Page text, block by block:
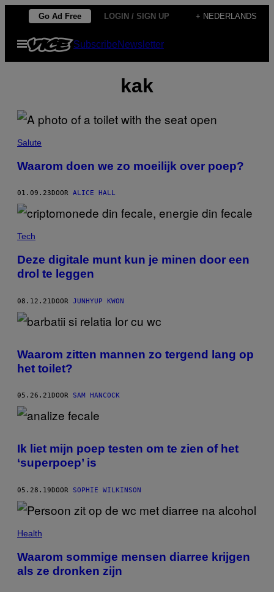
de
Go Ad Free LOGIN / SIGN UP + NEDERLANDS
Open
menu
SubscribeNewsletter
kak
Salute
Waarom doen we zo moeilijk over poep?
01.09.23 DOOR ALICE HALL
Tech
Deze digitale munt kun je minen door een
drol te leggen
08.12.21DOOR JUNHYUP KWON
Waarom zitten mannen zo tergend lang op
het toilet?
05.26.21 DOOR SAM HANCOCK
Ik liet mijn poep testen om te zien of het
‘superpoep’ is
05.28.19DOOR SOPHIE WILKINSON
Health
Waarom sommige mensen diarree krijgen
als ze dronken zijn